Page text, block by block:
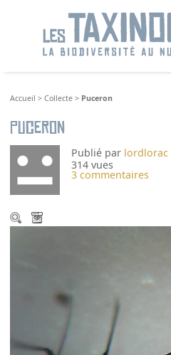
Accueil >Collecte > Puceron
Puceron
Publié par lordlorac
314 vues
3 commentaires